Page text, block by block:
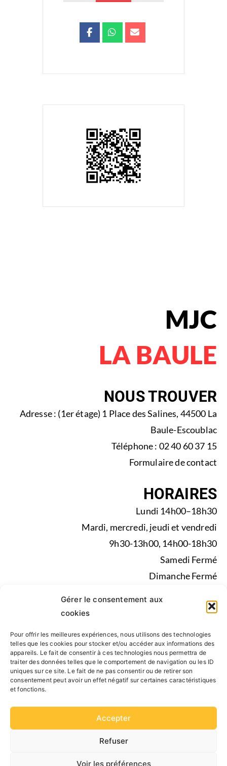
Gérer le consentement aux
cookies
Pour offrir les meilleures expériences, nous utilisons des technologies
telles que les cookies pour stocker et/ou accéder aux informations des
appareils. Le fait de consentir à ces technologies nous permettra de
traiter des données telles que le comportement de navigation ou les ID
uniques sur ce site. Le fait de ne pas consentir ou de retirer son
consentement peut avoir un effet négatif sur certaines caractéristiques
et fonctions.
Accepter
Refuser
Voir les préférences
MJC
LA BAULE
NOUS TROUVER
Adresse : (1er étage) 1 Place des Salines, 44500 La
Baule-Escoublac
Téléphone : 02 40 60 37 15
Formulaire de contact
HORAIRES
Lundi 14h00–18h30
Mardi, mercredi, jeudi et vendredi
9h30-13h00, 14h00-18h30
Samedi Fermé
Dimanche Fermé
9h30-13h00, 14h00-17h30
Mentions légales|Politique de confidentialité|
Conseil d’administration, Statuts, Rapport d’activité
SUIVEZ NOUS